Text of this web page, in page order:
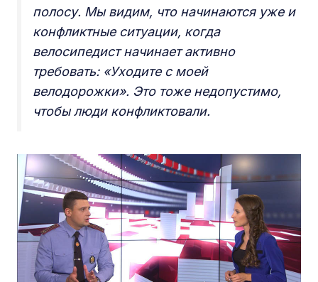
полосу. Мы видим, что начинаются уже и
конфликтные ситуации, когда
велосипедист начинает активно
требовать: «Уходите с моей
велодорожки». Это тоже недопустимо,
чтобы люди конфликтовали.